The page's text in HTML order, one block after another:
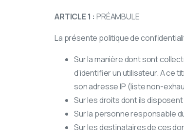
ARTICLE 1 : PRÉAMBULE
La présente politique de
Sur la manière dont sont
d’identifier un utilisateur. A ce
son adresse IP (liste non-
Sur les droits dont ils
Sur la personne responsable
Sur les destinataires de ces